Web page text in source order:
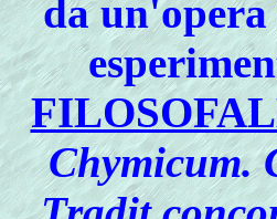
da
Chymicum.